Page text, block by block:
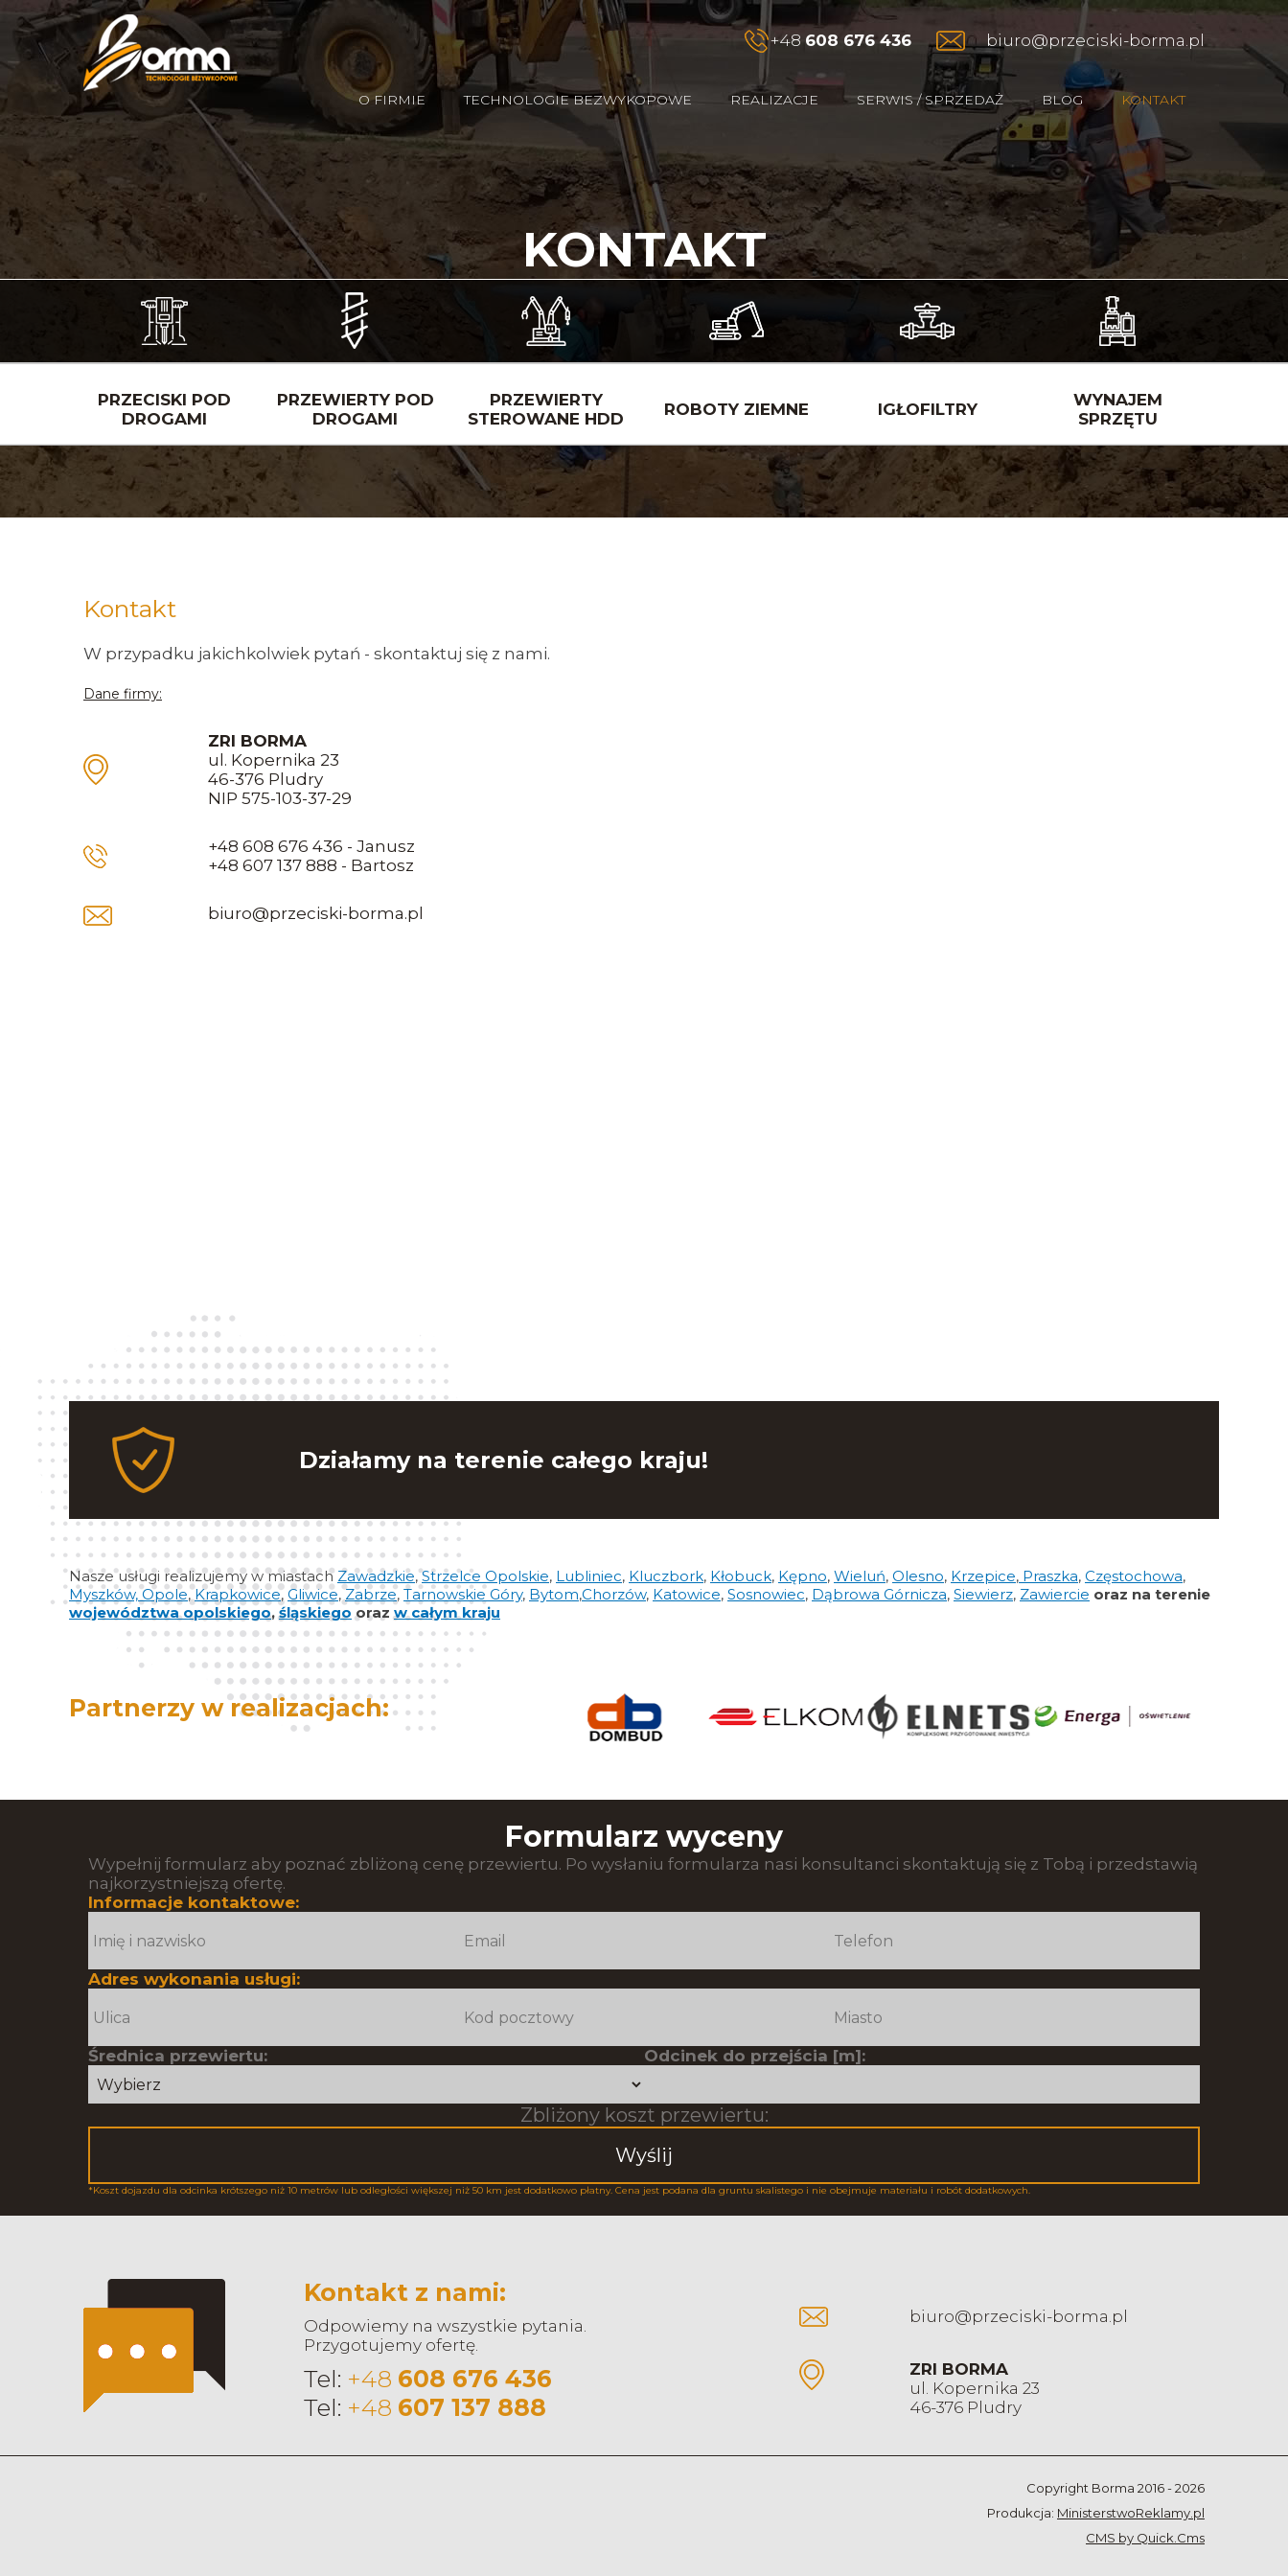
+48 608 676 436 biuro@przeciski-borma.pl
O FIRMIE TECHNOLOGIE BEZWYKOPOWE REALIZACJE SERWIS / SPRZEDAŻ BLOG KONTAKT
KONTAKT
PRZECISKI POD
DROGAMI
PRZEWIERTY POD
DROGAMI
PRZEWIERTY
STEROWANE HDD
ROBOTY ZIEMNE IGŁOFILTRY
WYNAJEM
SPRZĘTU
Kontakt
W przypadku jakichkolwiek pytań - skontaktuj się z nami.
Dane firmy:
ZRI BORMA
ul. Kopernika 23
46-376 Pludry
NIP 575-103-37-29
+48 608 676 436 - Janusz
+48 607 137 888 - Bartosz
biuro@przeciski-borma.pl
Działamy na terenie całego kraju!
Nasze usługi realizujemy w miastach Zawadzkie,Strzelce Opolskie, Lubliniec, Kluczbork, Kłobuck, Kępno, Wieluń, Olesno, Krzepice, Praszka, Częstochowa,
Myszków,Opole,Krapkowice,Gliwice,Zabrze, Tarnowskie Góry, Bytom,Chorzów, Katowice, Sosnowiec, Dąbrowa Górnicza, Siewierz, Zawiercie oraz na terenie
województwa opolskiego,śląskiego orazw całym kraju
Partnerzy w realizacjach:
Formularz wyceny
Wypełnij formularz aby poznać zbliżoną cenę przewiertu. Po wysłaniu formularza nasi konsultanci skontaktują się z Tobą i przedstawią
najkorzystniejszą ofertę.
Informacje kontaktowe:
Adres wykonania usługi:
Średnica przewiertu: Odcinek do przejścia [m]:
Zbliżony koszt przewiertu:
Wyślij
*Koszt dojazdu dla odcinka krótszego niż 10 metrów lub odległości większej niż 50 km jest dodatkowo płatny. Cena jest podana dla gruntu skalistego i nie obejmuje materiału i robót dodatkowych.
Kontakt z nami:
Odpowiemy na wszystkie pytania.
Przygotujemy ofertę.
Tel: +48 608 676 436
Tel: +48 607 137 888
biuro@przeciski-borma.pl
ZRI BORMA
ul. Kopernika 23
46-376 Pludry
Copyright Borma 2016 - 2026
Produkcja: MinisterstwoReklamy.pl
CMS by Quick.Cms